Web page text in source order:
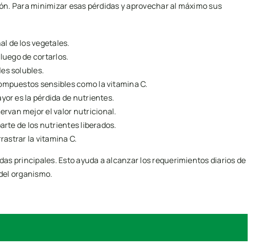
Para minimizar esas pérdidas y aprovechar al máximo sus
de los vegetales.
de cortarlos.
solubles.
sensibles como la vitamina C.
es la pérdida de nutrientes.
mejor el valor nutricional.
de los nutrientes liberados.
la vitamina C.
principales. Esto ayuda a alcanzar los requerimientos diarios de
organismo.